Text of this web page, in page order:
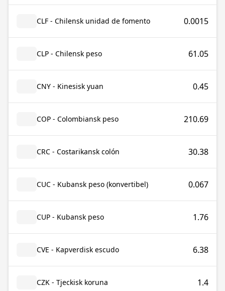
CLF - Chilensk unidad de fomento 0.0015
CLP - Chilensk peso 61.05
CNY - Kinesisk yuan 0.45
COP - Colombiansk peso 210.69
CRC - Costarikansk colón 30.38
CUC - Kubansk peso (konvertibel) 0.067
CUP - Kubansk peso 1.76
CVE - Kapverdisk escudo 6.38
CZK - Tjeckisk koruna 1.4